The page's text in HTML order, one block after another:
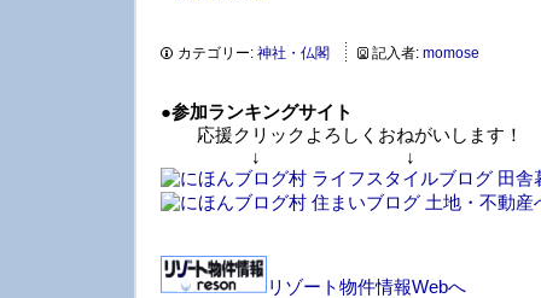
カテゴリー: 神社・仏閣 記入者: momose
●参加ランキングサイト
応援クリックよろしくおねがいします！
↓ ↓
リゾート物件情報Webへ